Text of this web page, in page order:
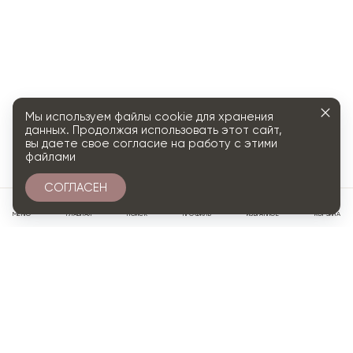
МЕНЮ ГЛАВНАЯ ПОИСК ПРОФИЛЬ ИЗБРАННОЕ КОРЗИНА
Мы используем файлы cookie для хранения
данных. Продолжая использовать этот сайт,
вы даете свое согласие на работу с этими
файлами
СОГЛАСЕН